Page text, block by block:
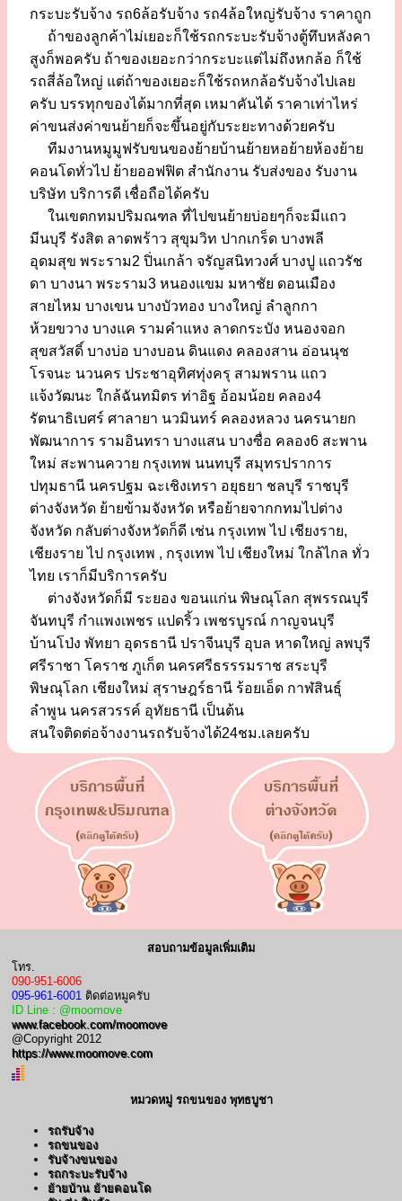
กระบะรับจ้าง รถ6ล้อรับจ้าง รถ4ล้อใหญ่รับจ้าง ราคาถูก
ถ้าของลูกค้าไม่เยอะก็ใช้รถกระบะรับจ้างตู้ทึบหลังคา
สูงก็พอครับ ถ้าของเยอะกว่ากระบะแต่ไม่ถึงหกล้อ ก็ใช้
รถสี่ล้อใหญ่ แต่ถ้าของเยอะก็ใช้รถหกล้อรับจ้างไปเลย
ครับ บรรทุกของได้มากที่สุด เหมาคันได้ ราคาเท่าไหร่
ค่าขนส่งค่าขนย้ายก็จะขึ้นอยู่กับระยะทางด้วยครับ
ทีมงานหมูมูฟรับขนของย้ายบ้านย้ายหอย้ายห้องย้าย
คอนโดทั่วไป ย้ายออฟฟิต สำนักงาน รับส่งของ รับงาน
บริษัท บริการดี เชื่อถือได้ครับ
ในเขตกทมปริมณฑล ที่ไปขนย้ายบ่อยๆก็จะมีแถว
มีนบุรี รังสิต ลาดพร้าว สุขุมวิท ปากเกร็ด บางพลี
อุดมสุข พระราม2 ปิ่นเกล้า จรัญสนิทวงศ์ บางปู แถวรัช
ดา บางนา พระราม3 หนองแขม มหาชัย ดอนเมือง
สายไหม บางเขน บางบัวทอง บางใหญ่ ลำลูกกา
ห้วยขวาง บางแค รามคำแหง ลาดกระบัง หนองจอก
สุขสวัสดิ์ บางบ่อ บางบอน ดินแดง คลองสาน อ่อนนุช
โรจนะ นวนคร ประชาอุทิศทุ่งครุ สามพราน แถว
แจ้งวัฒนะ ใกล้ฉันทมิตร ท่าอิฐ อ้อมน้อย คลอง4
รัตนาธิเบศร์ ศาลายา นวมินทร์ คลองหลวง นครนายก
พัฒนาการ รามอินทรา บางแสน บางซื่อ คลอง6 สะพาน
ใหม่ สะพานควาย กรุงเทพ นนทบุรี สมุทรปราการ
ปทุมธานี นครปฐม ฉะเชิงเทรา อยุธยา ชลบุรี ราชบุรี
ต่างจังหวัด ย้ายข้ามจังหวัด หรือย้ายจากกทมไปต่าง
จังหวัด กลับต่างจังหวัดก็ดี เช่น กรุงเทพ ไป เชียงราย,
เชียงราย ไป กรุงเทพ , กรุงเทพ ไป เชียงใหม่ ใกล้ไกล ทั่ว
ไทย เราก็มีบริการครับ
ต่างจังหวัดก็มี ระยอง ขอนแก่น พิษณุโลก สุพรรณบุรี
จันทบุรี กำแพงเพชร แปดริ้ว เพชรบูรณ์ กาญจนบุรี
บ้านโป่ง พัทยา อุดรธานี ปราจีนบุรี อุบล หาดใหญ่ ลพบุรี
ศรีราชา โคราช ภูเก็ต นครศรีธรรรมราช สระบุรี
พิษณุโลก เชียงใหม่ สุราษฎร์ธานี ร้อยเอ็ด กาฬสินธุ์
ลำพูน นครสวรรค์ อุทัยธานี เป็นต้น
สนใจติดต่อจ้างงานรถรับจ้างได้24ชม.เลยครับ
สอบถามข้อมูลเพิ่มเติม
โทร.
090-951-6006
095-961-6001 ติดต่อหมูครับ
ID Line : @moomove
www.facebook.com/moomove
@Copyright 2012
https://www.moomove.com
หมวดหมู่ รถขนของ พุทธบูชา
รถรับจ้าง
รถขนของ
รับจ้างขนของ
รถกระบะรับจ้าง
ย้ายบ้าน ย้ายคอนโด